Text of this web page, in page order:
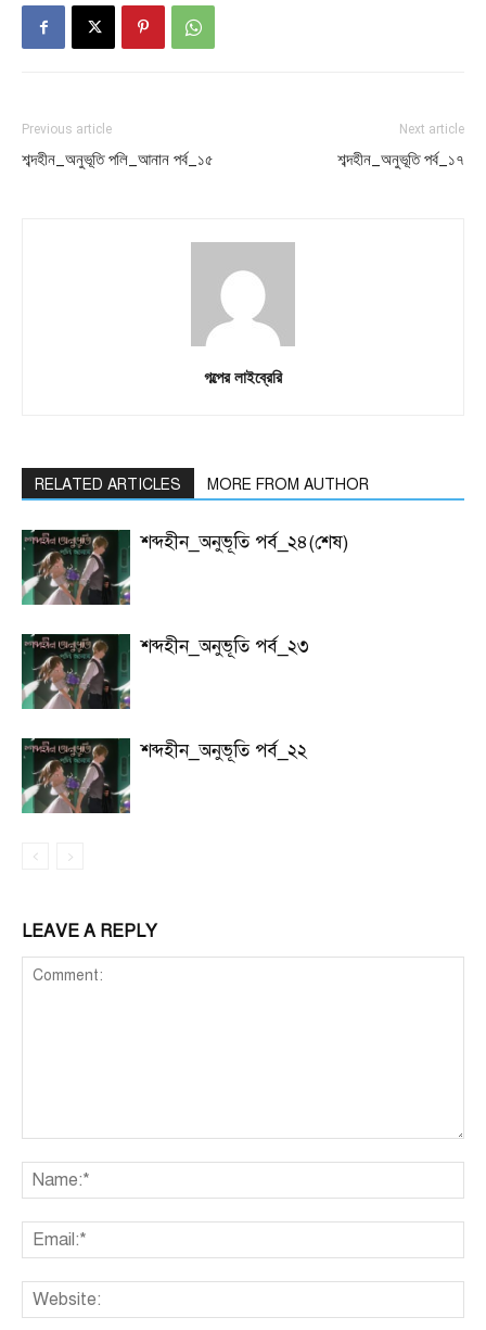
Previous article
শব্দহীন_অনুভূতি পলি_আনান পর্ব_১৫
Next article
শব্দহীন_অনুভূতি পর্ব_১৭
গল্পের লাইব্রেরি
RELATED ARTICLES MORE FROM AUTHOR
শব্দহীন_অনুভূতি পর্ব_২৪(শেষ)
শব্দহীন_অনুভূতি পর্ব_২৩
শব্দহীন_অনুভূতি পর্ব_২২
LEAVE A REPLY